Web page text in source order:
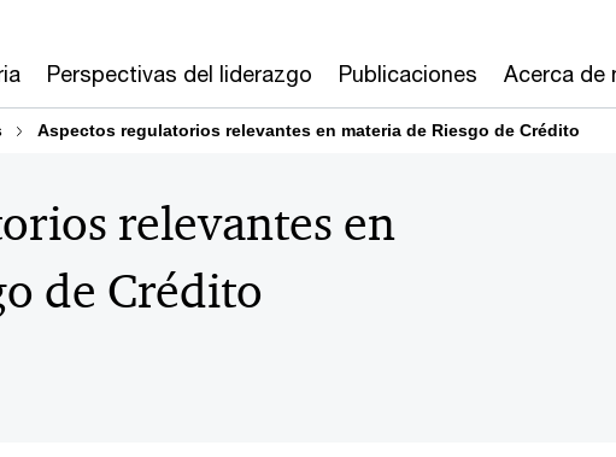
Perspectivas del liderazgo Publicaciones Acerca de
Aspectos regulatorios relevantes en materia de Riesgo de Crédito
relevantes en
de Crédito